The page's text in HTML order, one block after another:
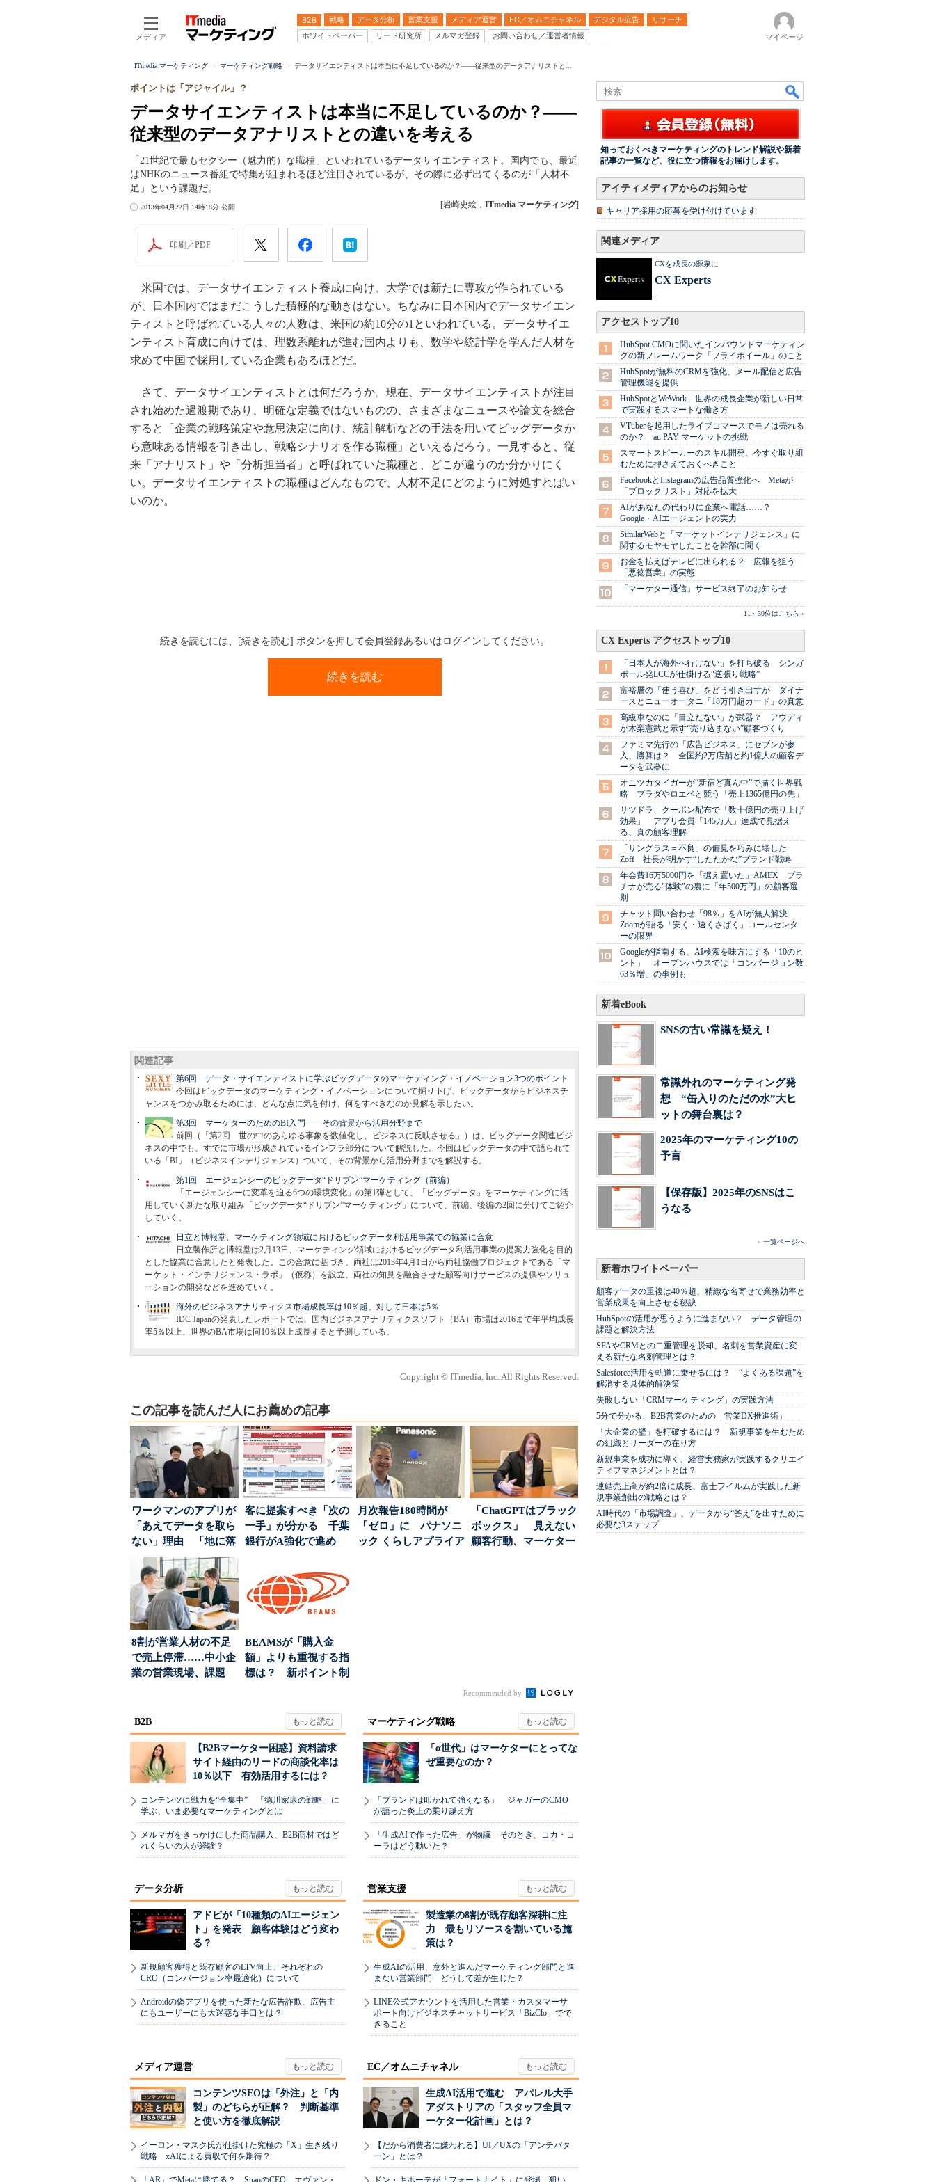
メディア
B2B 戦略 データ分析 営業支援 メディア運営 EC／オムニチャネル デジタル広告
リサーチ
ホワイトペーパー
リード研究所 メルマガ登録 お問い合わせ／運営者情報 マイページ
ITmedia マーケティング マーケティング戦略 データサイエンティストは本当に不足しているのか？――従来型のデータアナリストと...
データサイエンティストは本当に不足しているのか？――
従来型のデータアナリストとの違いを考える
ポイントは「アジャイル」？
「21世紀で最もセクシー（魅力的）な職種」といわれているデータサイエンティスト。国内でも、最近
はNHKのニュース番組で特集が組まれるほど注目されているが、その際に必ず出てくるのが「人材不
足」という課題だ。
2013年04月22日 14時18分 公開 [岩崎史絵， ITmedia マーケティング]
印刷／PDF
米国では、データサイエンティスト養成に向け、大学では新たに専攻が作られている
が、日本国内ではまだこうした積極的な動きはない。ちなみに日本国内でデータサイエン
ティストと呼ばれている人々の人数は、米国の約10分の1といわれている。データサイエ
ンティスト育成に向けては、理数系離れが進む国内よりも、数学や統計学を学んだ人材を
求めて中国で採用している企業もあるほどだ。
さて、データサイエンティストとは何だろうか。現在、データサイエンティストが注目
され始めた過渡期であり、明確な定義ではないものの、さまざまなニュースや論文を総合
すると「企業の戦略策定や意思決定に向け、統計解析などの手法を用いてビッグデータか
ら意味ある情報を引き出し、戦略シナリオを作る職種」といえるだろう。一見すると、従
来「アナリスト」や「分析担当者」と呼ばれていた職種と、どこが違うのか分かりにく
い。データサイエンティストの職種はどんなもので、人材不足にどのように対処すればい
いのか。
続きを読むには、[続きを読む] ボタンを押して会員登録あるいはログインしてください。
続きを読む
関連記事
第6回 データ・サイエンティストに学ぶビッグデータのマーケティング・イノベーション3つのポイント
今回はビッグデータのマーケティング・イノベーションについて掘り下げ、ビックデータからビジネスチ
ャンスをつかみ取るためには、どんな点に気を付け、何をすべきなのか見解を示したい。
第3回 マーケターのためのBI入門――その背景から活用分野まで
前回（「第2回 世の中のあらゆる事象を数値化し、ビジネスに反映させる」）は、ビッグデータ関連ビジ
ネスの中でも、すでに市場が形成されているインフラ部分について解説した。今回はビッグデータの中で語られて
いる「BI」（ビジネスインテリジェンス）ついて、その背景から活用分野までを解説する。
第1回 エージェンシーのビッグデータ“ドリブン”マーケティング（前編）
「エージェンシーに変革を迫る6つの環境変化」の第1弾として、「ビッグデータ」をマーケティングに活
用していく新たな取り組み「ビッグデータ“ドリブン”マーケティング」について、前編、後編の2回に分けてご紹介
していく。
日立と博報堂、マーケティング領域におけるビッグデータ利活用事業での協業に合意
日立製作所と博報堂は2月13日、マーケティング領域におけるビッグデータ利活用事業の提案力強化を目的
とした協業に合意したと発表した。この合意に基づき、両社は2013年4月1日から両社協働プロジェクトである「マ
ーケット・インテリジェンス・ラボ」（仮称）を設立、両社の知見を融合させた顧客向けサービスの提供やソリュ
ーションの開発などを進めていく。
海外のビジネスアナリティクス市場成長率は10％超、対して日本は5％
IDC Japanの発表したレポートでは、国内ビジネスアナリティクスソフト（BA）市場は2016まで年平均成長
率5％以上、世界のBA市場は同10％以上成長すると予測している。
Copyright © ITmedia, Inc. All Rights Reserved.
この記事を読んだ人にお薦めの記事
ワークマンのアプリが
「あえてデータを取ら
ない」理由 「地に落
ちた顧客満足度」を
引...
客に提案すべき「次の
一手」が分かる 千葉
銀行がA強化で進め
月次報告180時間が
「ゼロ」に パナソニ
ック くらしアプライア
「ChatGPTはブラック
ボックス」 見えない
顧客行動、マーケター
8割が営業人材の不足
で売上停滞……中小企
業の営業現場、課題
BEAMSが「購入金
額」よりも重視する指
標は？ 新ポイント制
Recommended by
B2B
【B2Bマーケター困惑】資料請求
サイト経由のリードの商談化率は
10％以下 有効活用するには？
コンテンツに戦力を“全集中” 「徳川家康の戦略」に
学ぶ、いま必要なマーケティングとは
メルマガをきっかけにした商品購入、B2B商材ではど
れくらいの人が経験？
マーケティング戦略
「α世代」はマーケターにとってな
ぜ重要なのか？
「ブランドは叩かれて強くなる」 ジャガーのCMO
が語った炎上の乗り越え方
「生成AIで作った広告」が物議 そのとき、コカ・コ
ーラはどう動いた？
データ分析
アドビが「10種類のAIエージェン
ト」を発表 顧客体験はどう変わ
る？
新規顧客獲得と既存顧客のLTV向上、それぞれの
CRO（コンバージョン率最適化）について
Androidの偽アプリを使った新たな広告詐欺、広告主
にもユーザーにも大迷惑な手口とは？
営業支援
製造業の8割が既存顧客深耕に注
力 最もリソースを割いている施
策は？
生成AIの活用、意外と進んだマーケティング部門と進
まない営業部門 どうして差が生じた？
LINE公式アカウントを活用した営業・カスタマーサ
ポート向けビジネスチャットサービス「BizClo」でで
きること
メディア運営
コンテンツSEOは「外注」と「内
製」のどちらが正解？ 判断基準
と使い方を徹底解説
イーロン・マスク氏が仕掛けた究極の「X」生き残り
戦略 xAIによる買収で何を期待？
EC／オムニチャネル
生成AI活用で進む アパレル大手
アダストリアの「スタッフ全員マ
ーケター化計画」とは？
【だから消費者に嫌われる】UI／UXの「アンチパタ
ーン」とは？
知っておくべきマーケティングのトレンド解説や新着
記事の一覧など、役に立つ情報をお届けします。
アイティメディアからのお知らせ
キャリア採用の応募を受け付けています
関連メディア
CXを成長の源泉に
CX Experts
アクセストップ10
HubSpot CMOに聞いたインバウンドマーケティン
グの新フレームワーク「フライホイール」のこと
HubSpotが無料のCRMを強化、メール配信と広告
管理機能を提供
HubSpotとWeWork 世界の成長企業が新しい日常
で実践するスマートな働き方
VTuberを起用したライブコマースでモノは売れる
のか？ au PAY マーケットの挑戦
スマートスピーカーのスキル開発、今すぐ取り組
むために押さえておくべきこと
FacebookとInstagramの広告品質強化へ Metaが
「ブロックリスト」対応を拡大
AIがあなたの代わりに企業へ電話……？
Google・AIエージェントの実力
SimilarWebと「マーケットインテリジェンス」に
関するモヤモヤしたことを幹部に聞く
お金を払えばテレビに出られる？ 広報を狙う
「悪徳営業」の実態
「マーケター通信」サービス終了のお知らせ
11～30位はこちら »
CX Experts アクセストップ10
「日本人が海外へ行けない」を打ち破る シンガ
ポール発LCCが仕掛ける“逆張り戦略”
富裕層の「使う喜び」をどう引き出すか ダイナ
ースとニューオータニ「18万円超カード」の真意
高級車なのに「目立たない」が武器？ アウディ
が木梨憲武と示す“売り込まない”顧客づくり
ファミマ先行の「広告ビジネス」にセブンが参
入、勝算は？ 全国約2万店舗と約1億人の顧客デ
ータを武器に
オニツカタイガーが“新宿ど真ん中”で描く世界戦
略 プラダやロエベと競う「売上1365億円の先」
サツドラ、クーポン配布で「数十億円の売り上げ
効果」 アプリ会員「145万人」達成で見据え
る、真の顧客理解
「サングラス＝不良」の偏見を巧みに壊した
Zoff 社長が明かす“したたかな”ブランド戦略
年会費16万5000円を「据え置いた」AMEX プラ
チナが売る"体験"の裏に「年500万円」の顧客選
別
チャット問い合わせ「98％」をAIが無人解決
Zoomが語る「安く・速くさばく」コールセンタ
ーの限界
Googleが指南する、AI検索を味方にする「10のヒ
ント」 オープンハウスでは「コンバージョン数
63％増」の事例も
新着eBook
SNSの古い常識を疑え！
常識外れのマーケティング発
想 “缶入りのただの水”大ヒ
ットの舞台裏は？
2025年のマーケティング10の
予言
【保存版】2025年のSNSはこ
うなる
» 一覧ページへ
新着ホワイトペーパー
顧客データの重複は40％超、精緻な名寄せで業務効率と
営業成果を向上させる秘訣
HubSpotの活用が思うように進まない？ データ管理の
課題と解決方法
SFAやCRMとの二重管理を脱却、名刺を営業資産に変
える新たな名刺管理とは？
Salesforce活用を軌道に乗せるには？ “よくある課題”を
解消する具体的解決策
失敗しない「CRMマーケティング」の実践方法
5分で分かる、B2B営業のための「営業DX推進術」
「大企業の壁」を打破するには？ 新規事業を生むため
の組織とリーダーの在り方
新規事業を成功に導く、経営実務家が実践するクリエイ
ティブマネジメントとは？
連結売上高が約2倍に成長、富士フイルムが実践した新
規事業創出の戦略とは？
AI時代の「市場調査」、データから“答え”を出すために
必要な3ステップ